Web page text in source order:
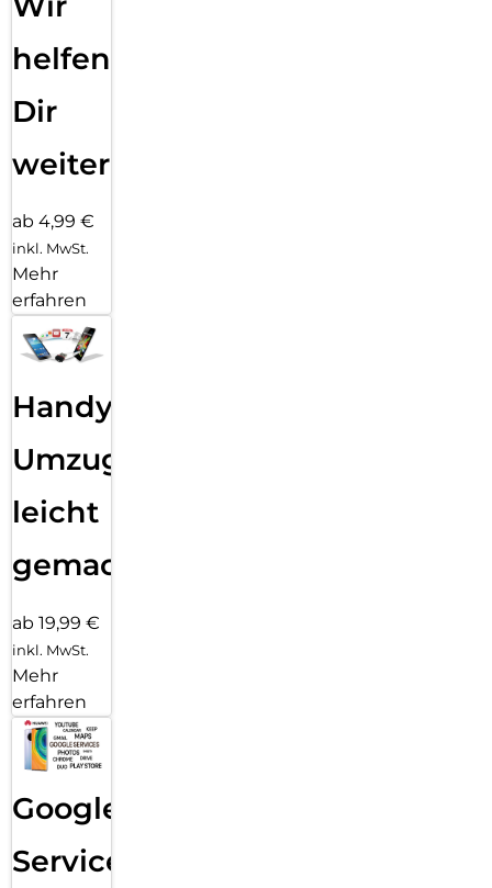
helfen
Dir
weiter
ab 4,99 €
inkl. MwSt.
Mehr
erfahren
Handy
Umzug
leicht
gemacht!
ab 19,99 €
inkl. MwSt.
Mehr
erfahren
Google
Services